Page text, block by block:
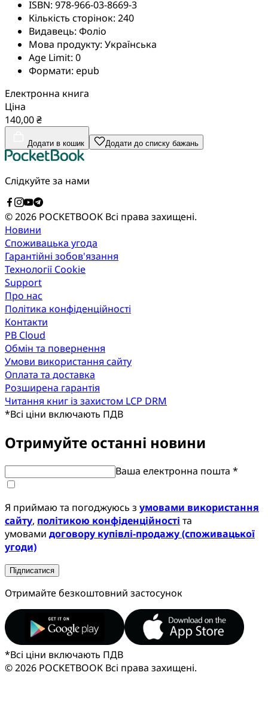
ISBN: 978-966-03-8669-3
Кількість сторінок: 240
Видавець: Фоліо
Мова продукту: Українська
Age Limit: 0
Формати: epub
Електронна книга
Ціна
140,00 ₴
Додати в кошик Додати до списку бажань
Слідкуйте за нами
© 2026 POCKETBOOK Всі права захищені.
Новини
Споживацька угода
Гарантійні зобов'язання
Технології Cookie
Support
Про нас
Політика конфіденційності
Контакти
PB Cloud
Обмін та повернення
Умови використання сайту
Оплата та доставка
Розширена гарантія
Читання книг із захистом LCP DRM
*Всі ціни включають ПДВ
Отримуйте останні новини
Ваша електронна пошта *
Я приймаю та погоджуюсь з умовами використання
сайту, політикою конфіденційності та
умовами договору купівлі-продажу (споживацької
угоди)
Підписатися
Отримайте безкоштовний застосунок
*Всі ціни включають ПДВ
© 2026 POCKETBOOK Всі права захищені.